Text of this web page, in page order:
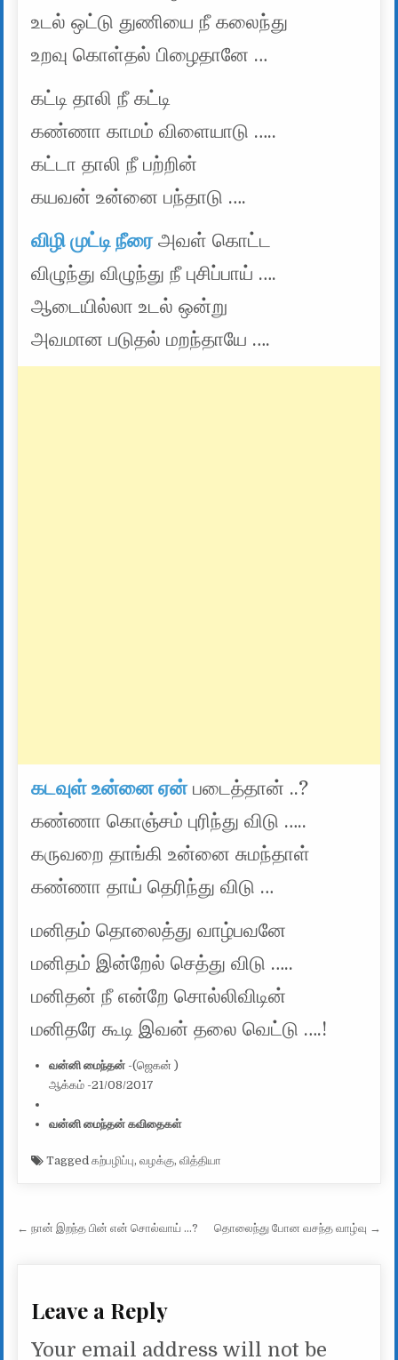
உடல் ஒட்டு துணியை நீ கலைந்து
உறவு கொள்தல் பிழைதானே …
கட்டி தாலி நீ கட்டி
கண்ணா காமம் விளையாடு …..
கட்டா தாலி நீ பற்றின்
கயவன் உன்னை பந்தாடு ….
விழி முட்டி நீரைஅவள் கொட்ட
விழுந்து விழுந்து நீ புசிப்பாய் ….
ஆடையில்லா உடல் ஒன்று
அவமான படுதல் மறந்தாயே ….
கடவுள் உன்னை ஏன்படைத்தான் ..?
கண்ணா கொஞ்சம் புரிந்து விடு …..
கருவறை தாங்கி உன்னை சுமந்தாள்
கண்ணா தாய் தெரிந்து விடு …
மனிதம் தொலைத்து வாழ்பவனே
மனிதம் இன்றேல் செத்து விடு …..
மனிதன் நீ என்றே சொல்லிவிடின்
மனிதரே கூடி இவன் தலை வெட்டு ….!
வன்னி மைந்தன் -(ஜெகன் )
ஆக்கம் -21/08/2017
வன்னி மைந்தன் கவிதைகள்
Taggedகற்பழிப்பு,வழக்கு,வித்தியா
Post navigation
← நான் இறந்த பின் என் சொல்வாய் …? தொலைந்து போன வசந்த வாழ்வு →
Leave a Reply
Your email address will not be